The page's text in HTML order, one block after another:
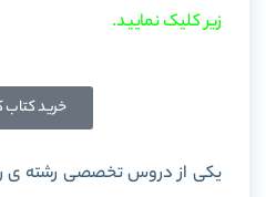
زیر کلیک نمایید.
خرید کتاب
یکی از دروس تخصصی رشته ی